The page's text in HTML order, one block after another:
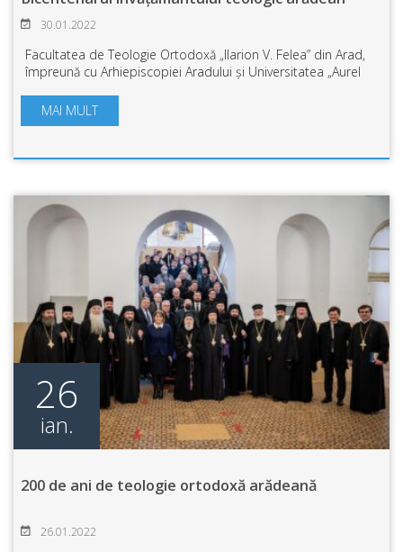
30.01.2022
Facultatea de Teologie Ortodoxă „Ilarion V. Felea” din Arad,
împreună cu Arhiepiscopiei Aradului și Universitatea „Aurel
centrale și locale ș...
MAI MULT
26
ian.
200 de ani de teologie ortodoxă arădeană
26.01.2022